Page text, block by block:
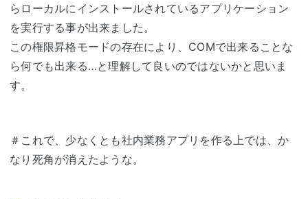
らローカルにインストールされているアプリケーション
を実行する事が出来ました。
この権限昇格モードの存在により、COMで出来ることな
ら何でも出来る…と理解して良いのではないかと思いま
す。
＃これで、少なくとも社内業務アプリを作る上では、か
なり死角が消えたような。